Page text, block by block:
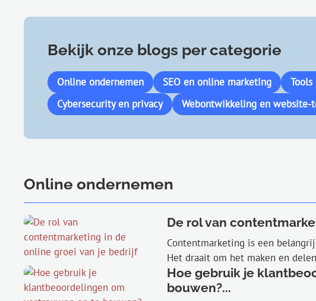
Bekijk onze blogs percategorie
Online ondernemen SEO en online marketing
Cybersecurity en privacy
Webontwikkeling en website-
Online ondernemen
De rol van
Contentmarketing is een
Het draait om het maken en
Hoe gebruik je
bouwen?...